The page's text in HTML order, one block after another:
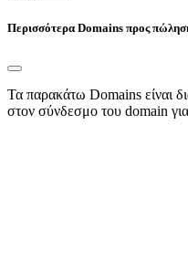
Περισσότερα Domains προς
Τα παρακάτω Domains είναι
στον σύνδεσμο του domain